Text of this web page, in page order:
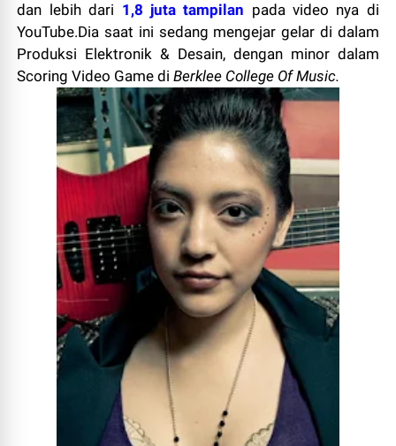
dan lebih dari 1,8 juta tampilan pada video nya di
YouTube.Dia saat ini sedang mengejar gelar di dalam
Produksi Elektronik & Desain, dengan minor dalam
Scoring Video Game di Berklee College Of Music.